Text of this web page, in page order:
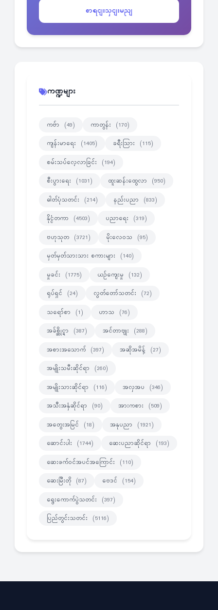
စာရငျးသှငျးမညျ
ကဏ္ဍများ
ကဗ်ာ (49) ကာတွန်း (170)
ကျန်းမာရေး (1405) ခရီးသြား (115)
စမ်းသပ်လေ့လာခြင်း (194)
စီးပွားရေး (1031) ထူးဆန်းထွေလာ (950)
ဓါတ်ပုံသတင်း (214) နည်းပညာ (833)
နိုင္ငံတကာ (4503) ပညာရေး (319)
ဗဟုသုတ (3721) မိုးလေဝသ (95)
မှတ်မှတ်သားသား စကားများ (140)
မှုခင်း (1775) ယဉ်ကျေးမှု (132)
ရုပ်ရှင် (24) လွတ်တော်သတင်း (72)
သရော်စာ (1) ဟာသ (76)
အခ်စ္ဆိုင္ရာ (387) အင်တာဗျုး (288)
အစားအသောက် (397) အဆိုအမိန့် (27)
အမျိုးသမီးဆိုင်ရာ (260)
အမျိုးသားဆိုင်ရာ (116) အလှအပ (346)
အသီးအနှံဆိုင်ရာ (90) အားကစား (509)
အတွေးအမြင် (18) အနုပညာ (1921)
ဆောင်းပါး (1744) ဆေးပညာဆိုင်ရာ (193)
ဆေးဖက်ဝင်အပင်အကြောင်း (110)
ဆေးမြီးတို (87) ဗေဒင် (154)
ရွေးကောက်ပွဲသတင်း (397)
ပြည်တွင်းသတင်း (5116)